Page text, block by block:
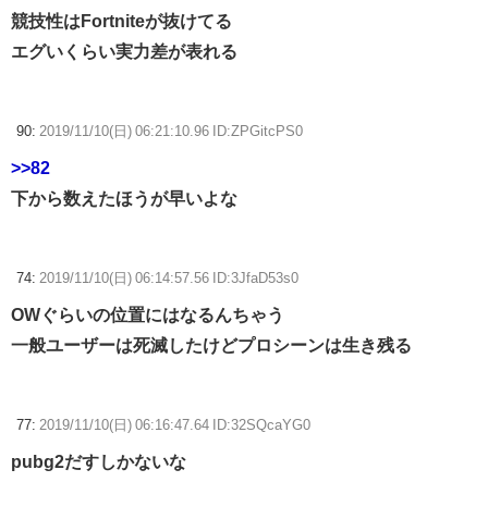
競技性はFortniteが抜けてる
エグいくらい実力差が表れる
90: 2019/11/10(日) 06:21:10.96 ID:ZPGitcPS0
>>82
下から数えたほうが早いよな
74: 2019/11/10(日) 06:14:57.56 ID:3JfaD53s0
OWぐらいの位置にはなるんちゃう
一般ユーザーは死滅したけどプロシーンは生き残る
77: 2019/11/10(日) 06:16:47.64 ID:32SQcaYG0
pubg2だすしかないな